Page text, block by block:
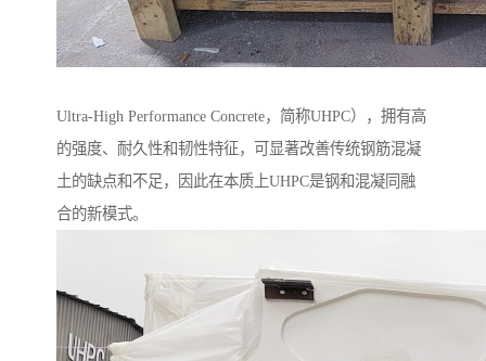
Ultra-High Performance Concrete，简称UHPC），拥有高
的强度、耐久性和韧性特征，可显著改善传统钢筋混凝
土的缺点和不足，因此在本质上UHPC是钢和混凝同融
合的新模式。